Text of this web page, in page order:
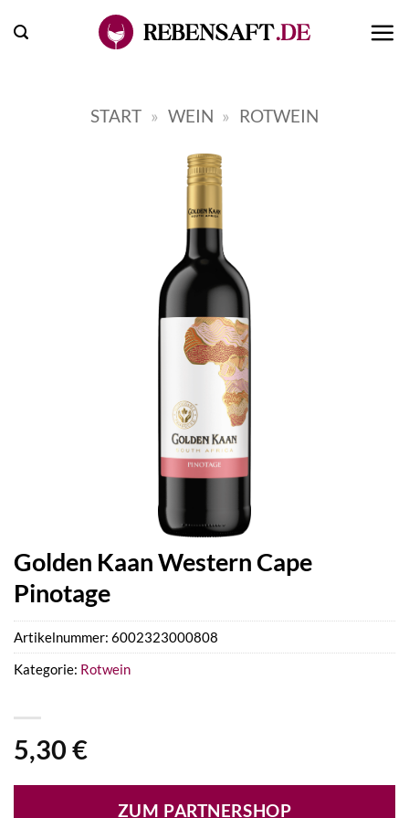
Inhalt
START » WEIN » ROTWEIN
Golden Kaan Western Cape
Pinotage
5,30 €
ZUM PARTNERSHOP
Artikelnummer: 6002323000808
Kategorie: Rotwein